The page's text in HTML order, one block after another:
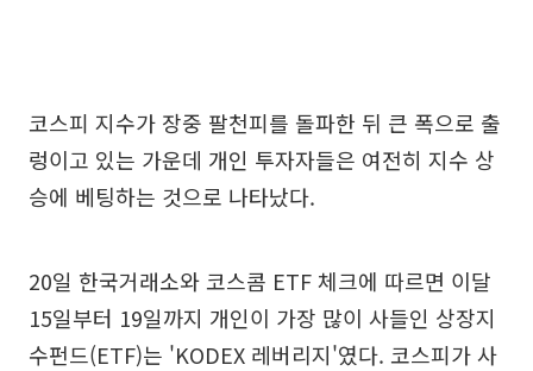
코스피 지수가 장중 팔천피를 돌파한 뒤 큰 폭으로 출
렁이고 있는 가운데 개인 투자자들은 여전히 지수 상
승에 베팅하는 것으로 나타났다.
20일 한국거래소와 코스콤 ETF 체크에 따르면 이달
15일부터 19일까지 개인이 가장 많이 사들인 상장지
수펀드(ETF)는 'KODEX 레버리지'였다. 코스피가 사